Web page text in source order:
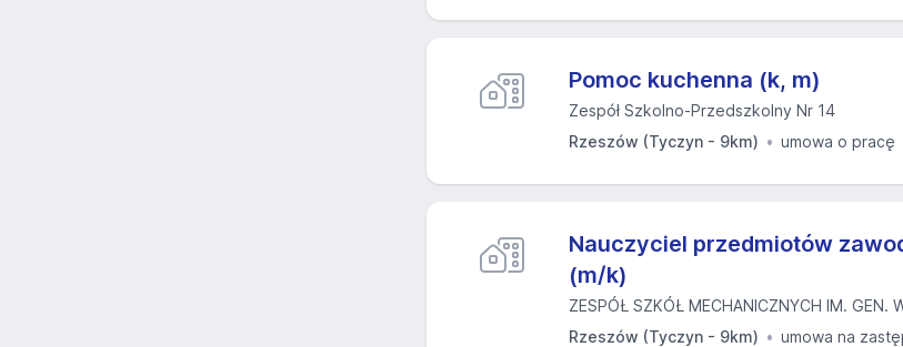
Pomoc kuchenna (k, m)
Zespół Szkolno-Przedszkolny Nr 14
Rzeszów (Tyczyn - 9km)
umowa o pracę
Nauczyciel przedmiotów
(m/k)
ZESPÓŁ SZKÓŁ MECHANICZNYCH IM. GEN.
Rzeszów (Tyczyn - 9km)
umowa na